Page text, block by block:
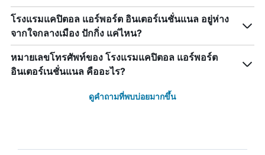
โรงแรมแคปิตอล แอร์พอร์ต อินเตอร์เนชั่นแนล อยู่ห่าง
จากใจกลางเมือง ปักกิ่ง แค่ไหน?
หมายเลขโทรศัพท์ของ โรงแรมแคปิตอล แอร์พอร์ต
อินเตอร์เนชั่นแนล คืออะไร?
ดูคำถามที่พบบ่อยมากขึ้น